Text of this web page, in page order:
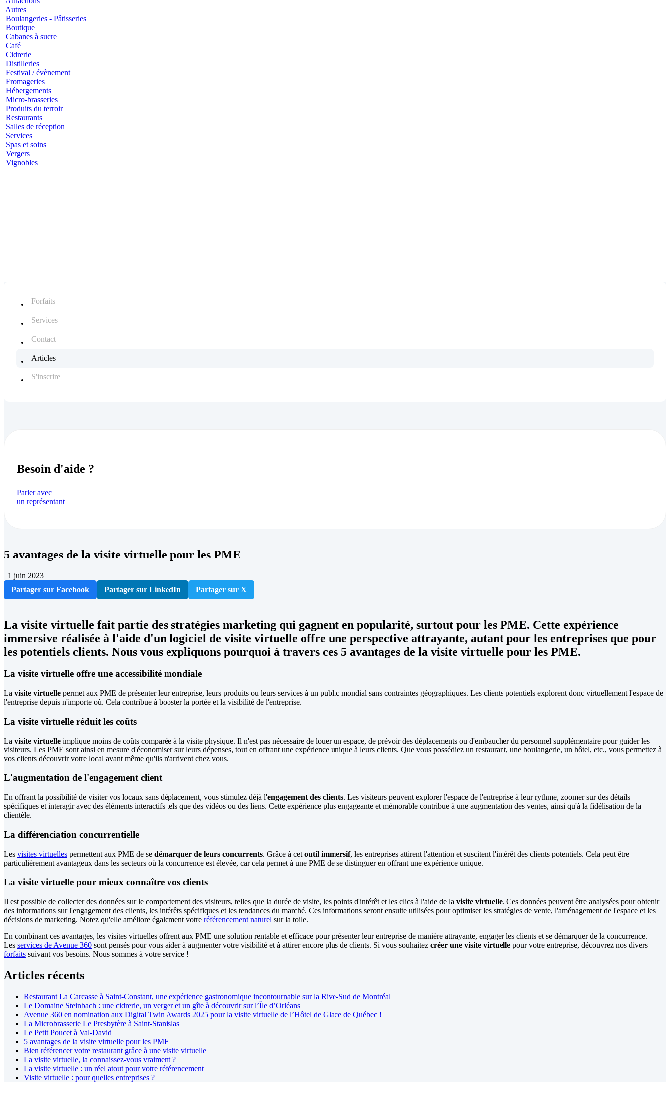
Autres
Boulangeries - Pâtisseries
Boutique
Cabanes à sucre
Café
Cidrerie
Distilleries
Festival / évènement
Fromageries
Hébergements
Micro-brasseries
Produits du terroir
Restaurants
Salles de réception
Services
Spas et soins
Vergers
Vignobles
Forfaits
Services
Contact
Articles
S'inscrire
Besoin d'aide ?
Parler avec
un représentant
5 avantages de la visite virtuelle pour les PME
1 juin 2023
Partager sur Facebook
Partager sur LinkedIn Partager sur X
La visite virtuelle fait partie des stratégies marketing qui gagnent en popularité, surtout pour les PME. Cette expérience
immersive réalisée à l'aide d'un logiciel de visite virtuelle offre une perspective attrayante, autant pour les entreprises que pour
les potentiels clients. Nous vous expliquons pourquoi à travers ces 5 avantages de la visite virtuelle pour les PME.
La visite virtuelle offre une accessibilité mondiale
La visite virtuelle permet aux PME de présenter leur entreprise, leurs produits ou leurs services à un public mondial sans contraintes géographiques. Les clients potentiels explorent donc virtuellement l'espace de
l'entreprise depuis n'importe où. Cela contribue à booster la portée et la visibilité de l'entreprise.
La visite virtuelle réduit les coûts
La visite virtuelle implique moins de coûts comparée à la visite physique. Il n'est pas nécessaire de louer un espace, de prévoir des déplacements ou d'embaucher du personnel supplémentaire pour guider les
visiteurs. Les PME sont ainsi en mesure d'économiser sur leurs dépenses, tout en offrant une expérience unique à leurs clients. Que vous possédiez un restaurant, une boulangerie, un hôtel, etc., vous permettez à
vos clients découvrir votre local avant même qu'ils n'arrivent chez vous.
L'augmentation de l'engagement client
En offrant la possibilité de visiter vos locaux sans déplacement, vous stimulez déjà l'engagement des clients. Les visiteurs peuvent explorer l'espace de l'entreprise à leur rythme, zoomer sur des détails
spécifiques et interagir avec des éléments interactifs tels que des vidéos ou des liens. Cette expérience plus engageante et mémorable contribue à une augmentation des ventes, ainsi qu'à la fidélisation de la
clientèle.
La différenciation concurrentielle
Les visites virtuelles permettent aux PME de se démarquer de leurs concurrents. Grâce à cet outil immersif, les entreprises attirent l'attention et suscitent l'intérêt des clients potentiels. Cela peut être
particulièrement avantageux dans les secteurs où la concurrence est élevée, car cela permet à une PME de se distinguer en offrant une expérience unique.
La visite virtuelle pour mieux connaître vos clients
Il est possible de collecter des données sur le comportement des visiteurs, telles que la durée de visite, les points d'intérêt et les clics à l'aide de la visite virtuelle. Ces données peuvent être analysées pour obtenir
des informations sur l'engagement des clients, les intérêts spécifiques et les tendances du marché. Ces informations seront ensuite utilisées pour optimiser les stratégies de vente, l'aménagement de l'espace et les
décisions de marketing. Notez qu'elle améliore également votre référencement naturel sur la toile.
En combinant ces avantages, les visites virtuelles offrent aux PME une solution rentable et efficace pour présenter leur entreprise de manière attrayante, engager les clients et se démarquer de la concurrence.
Les services de Avenue 360 sont pensés pour vous aider à augmenter votre visibilité et à attirer encore plus de clients. Si vous souhaitez créer une visite virtuelle pour votre entreprise, découvrez nos divers
forfaits suivant vos besoins. Nous sommes à votre service !
Articles récents
Restaurant La Carcasse à Saint-Constant, une expérience gastronomique incontournable sur la Rive-Sud de Montréal
Le Domaine Steinbach : une cidrerie, un verger et un gîte à découvrir sur l’Île d’Orléans
Avenue 360 en nomination aux Digital Twin Awards 2025 pour la visite virtuelle de l’Hôtel de Glace de Québec !
La Microbrasserie Le Presbytère à Saint-Stanislas
Le Petit Poucet à Val-David
5 avantages de la visite virtuelle pour les PME
Bien référencer votre restaurant grâce à une visite virtuelle
La visite virtuelle, la connaissez-vous vraiment ?
La visite virtuelle : un réel atout pour votre référencement
Visite virtuelle : pour quelles entreprises ?